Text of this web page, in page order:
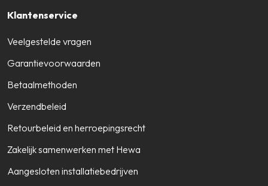
Klantenservice
Veelgestelde vragen
Garantievoorwaarden
Betaalmethoden
Verzendbeleid
Retourbeleid en herroepingsrecht
Zakelijk samenwerken met Hewa
Aangesloten installatiebedrijven